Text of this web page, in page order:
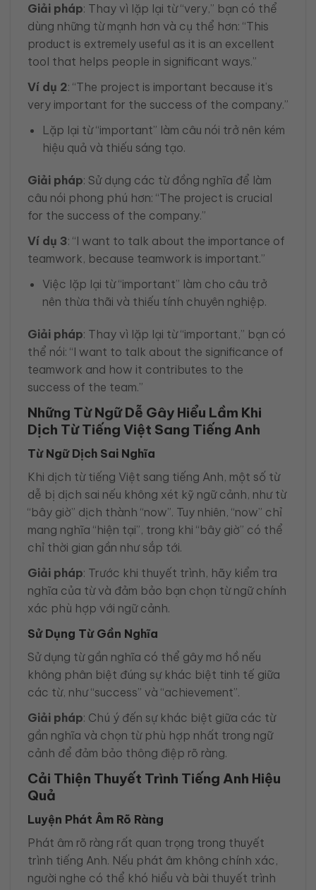
Giải pháp: Thay vì lặp lại từ “very,” bạn có thể
dùng những từ mạnh hơn và cụ thể hơn: “This
product is extremely useful as it is an excellent
tool that helps people in significant ways.”
Ví dụ 2: “The project is important because it’s
very important for the success of the company.”
Lặp lại từ “important” làm câu nói trở nên kém
hiệu quả và thiếu sáng tạo.
Giải pháp: Sử dụng các từ đồng nghĩa để làm
câu nói phong phú hơn: “The project is crucial
for the success of the company.”
Ví dụ 3: “I want to talk about the importance of
teamwork, because teamwork is important.”
Việc lặp lại từ “important” làm cho câu trở
nên thừa thãi và thiếu tính chuyên nghiệp.
Giải pháp: Thay vì lặp lại từ “important,” bạn có
thể nói: “I want to talk about the significance of
teamwork and how it contributes to the
success of the team.”
Những Từ Ngữ Dễ Gây Hiểu Lầm Khi
Dịch Từ Tiếng Việt Sang Tiếng Anh
Từ Ngữ Dịch Sai Nghĩa
Khi dịch từ tiếng Việt sang tiếng Anh, một số từ
dễ bị dịch sai nếu không xét kỹ ngữ cảnh, như từ
“bây giờ” dịch thành “now”. Tuy nhiên, “now” chỉ
mang nghĩa “hiện tại”, trong khi “bây giờ” có thể
chỉ thời gian gần như sắp tới.
Giải pháp: Trước khi thuyết trình, hãy kiểm tra
nghĩa của từ và đảm bảo bạn chọn từ ngữ chính
xác phù hợp với ngữ cảnh.
Sử Dụng Từ Gần Nghĩa
Sử dụng từ gần nghĩa có thể gây mơ hồ nếu
không phân biệt đúng sự khác biệt tinh tế giữa
các từ, như “success” và “achievement”.
Giải pháp: Chú ý đến sự khác biệt giữa các từ
gần nghĩa và chọn từ phù hợp nhất trong ngữ
cảnh để đảm bảo thông điệp rõ ràng.
Cải Thiện Thuyết Trình Tiếng Anh Hiệu
Quả
Luyện Phát Âm Rõ Ràng
Phát âm rõ ràng rất quan trọng trong thuyết
trình tiếng Anh. Nếu phát âm không chính xác,
người nghe có thể khó hiểu và bài thuyết trình